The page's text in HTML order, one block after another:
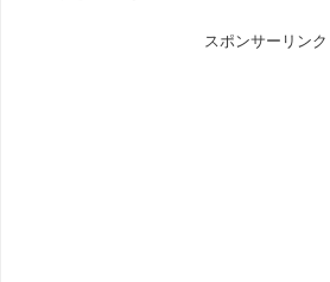
スポンサーリンク